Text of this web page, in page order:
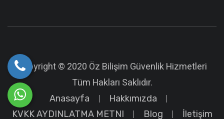
Copyright © 2020 Öz Bilişim Güvenlik Hizmetleri
Tüm Hakları Saklıdır.
Anasayfa
Hakkımızda
KVKK AYDINLATMA METNI
Blog İletişim